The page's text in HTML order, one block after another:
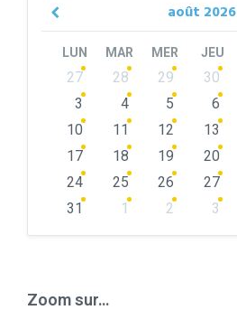
août 2026
Previous
LUN MAR MER JEU
Skip
calendar
27 28 29 30
3
4 5 6
10
11 12 13
17
18 19 20
24
25 26 27
31
1 2 3
Zoom sur…